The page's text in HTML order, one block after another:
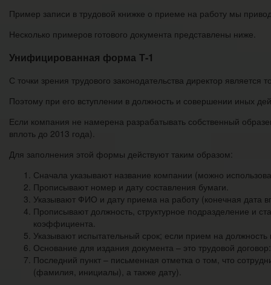
Пример записи в трудовой книжке о приеме на работу мы
Несколько примеров готового документа представлены ниже.
Унифицированная форма Т-1
С точки зрения трудового законодательства директор
Поэтому при его вступлении в должность и совершении иных
Если компания не намерена разрабатывать собственный
вплоть до 2013 года).
Для заполнения этой формы действуют таким образом:
Сначала указывают название компании (можно
Прописывают номер и дату составления бумаги.
Указывают ФИО и дату приема на работу (конечная дата
Прописывают должность, структурное подразделение и
коэффициента.
Указывают испытательный срок; если прием на
Основание для издания документа – это трудовой
Последний пункт – письменная отметка о том, что
(фамилия, инициалы), а также дату).